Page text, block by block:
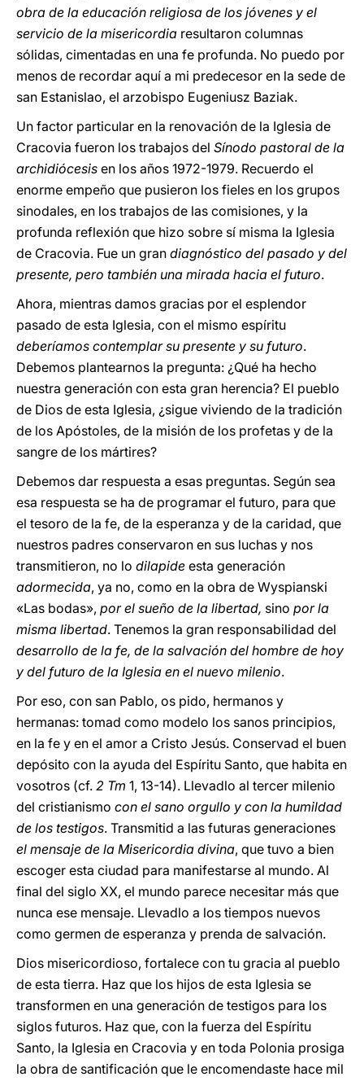
obra de la educación religiosa de los jóvenes y el
servicio de la misericordia resultaron columnas
sólidas, cimentadas en una fe profunda. No puedo por
menos de recordar aquí a mi predecesor en la sede de
san Estanislao, el arzobispo Eugeniusz Baziak.
Un factor particular en la renovación de la Iglesia de
Cracovia fueron los trabajos del Sínodo pastoral de la
archidiócesis en los años 1972-1979. Recuerdo el
enorme empeño que pusieron los fieles en los grupos
sinodales, en los trabajos de las comisiones, y la
profunda reflexión que hizo sobre sí misma la Iglesia
de Cracovia. Fue un gran diagnóstico del pasado y del
presente, pero también una mirada hacia el futuro.
Ahora, mientras damos gracias por el esplendor
pasado de esta Iglesia, con el mismo espíritu
deberíamos contemplar su presente y su futuro.
Debemos plantearnos la pregunta: ¿Qué ha hecho
nuestra generación con esta gran herencia? El pueblo
de Dios de esta Iglesia, ¿sigue viviendo de la tradición
de los Apóstoles, de la misión de los profetas y de la
sangre de los mártires?
Debemos dar respuesta a esas preguntas. Según sea
esa respuesta se ha de programar el futuro, para que
el tesoro de la fe, de la esperanza y de la caridad, que
nuestros padres conservaron en sus luchas y nos
transmitieron, no lo dilapide esta generación
adormecida, ya no, como en la obra de Wyspianski
«Las bodas», por el sueño de la libertad, sino por la
misma libertad. Tenemos la gran responsabilidad del
desarrollo de la fe, de la salvación del hombre de hoy
y del futuro de la Iglesia en el nuevo milenio.
Por eso, con san Pablo, os pido, hermanos y
hermanas: tomad como modelo los sanos principios,
en la fe y en el amor a Cristo Jesús. Conservad el buen
depósito con la ayuda del Espíritu Santo, que habita en
vosotros (cf. 2 Tm 1, 13-14). Llevadlo al tercer milenio
del cristianismo con el sano orgullo y con la humildad
de los testigos. Transmitid a las futuras generaciones
el mensaje de la Misericordia divina, que tuvo a bien
escoger esta ciudad para manifestarse al mundo. Al
final del siglo XX, el mundo parece necesitar más que
nunca ese mensaje. Llevadlo a los tiempos nuevos
como germen de esperanza y prenda de salvación.
Dios misericordioso, fortalece con tu gracia al pueblo
de esta tierra. Haz que los hijos de esta Iglesia se
transformen en una generación de testigos para los
siglos futuros. Haz que, con la fuerza del Espíritu
Santo, la Iglesia en Cracovia y en toda Polonia prosiga
la obra de santificación que le encomendaste hace mil